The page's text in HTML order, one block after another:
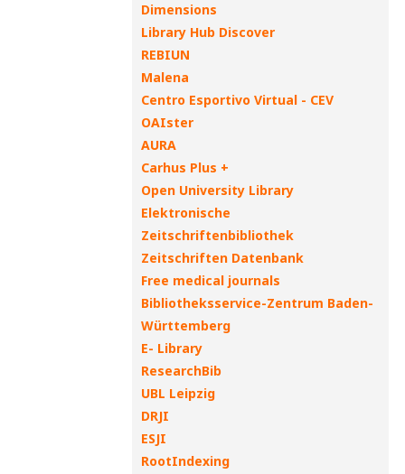
Dimensions
Library Hub Discover
REBIUN
Malena
Centro Esportivo Virtual - CEV
OAIster
AURA
Carhus Plus +
Open University Library
Elektronische
Zeitschriftenbibliothek
Zeitschriften Datenbank
Free medical journals
Bibliotheksservice-Zentrum Baden-
Württemberg
E- Library
ResearchBib
UBL Leipzig
DRJI
ESJI
RootIndexing